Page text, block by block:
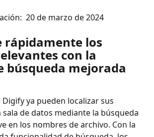
20 de marzo de 2024
rápidamente los
con la
búsqueda mejorada
ya pueden localizar sus
de datos mediante la búsqueda
en los nombres de archivo. Con la